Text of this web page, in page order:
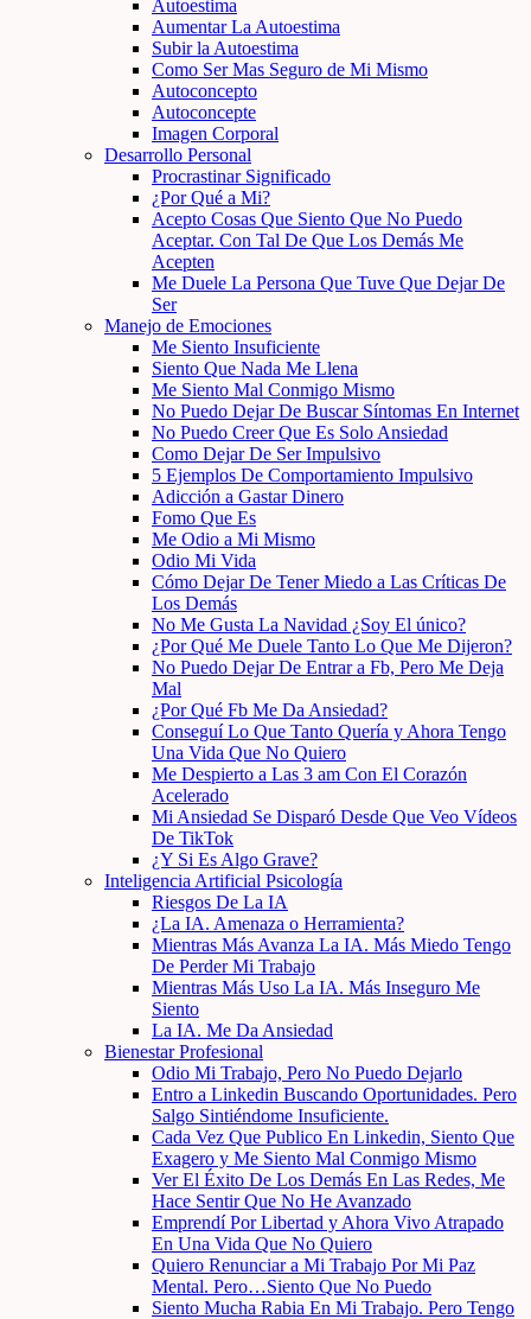
Autoestima
Aumentar La Autoestima
Subir la Autoestima
Como Ser Mas Seguro de Mi Mismo
Autoconcepto
Autoconcepte
Imagen Corporal
Desarrollo Personal
Procrastinar Significado
¿Por Qué a Mi?
Acepto Cosas Que Siento Que No Puedo
Aceptar. Con Tal De Que Los Demás Me
Acepten
Me Duele La Persona Que Tuve Que Dejar De
Ser
Manejo de Emociones
Me Siento Insuficiente
Siento Que Nada Me Llena
Me Siento Mal Conmigo Mismo
No Puedo Dejar De Buscar Síntomas En Internet
No Puedo Creer Que Es Solo Ansiedad
Como Dejar De Ser Impulsivo
5 Ejemplos De Comportamiento Impulsivo
Adicción a Gastar Dinero
Fomo Que Es
Me Odio a Mi Mismo
Odio Mi Vida
Cómo Dejar De Tener Miedo a Las Críticas De
Los Demás
No Me Gusta La Navidad ¿Soy El único?
¿Por Qué Me Duele Tanto Lo Que Me Dijeron?
No Puedo Dejar De Entrar a Fb, Pero Me Deja
Mal
¿Por Qué Fb Me Da Ansiedad?
Conseguí Lo Que Tanto Quería y Ahora Tengo
Una Vida Que No Quiero
Me Despierto a Las 3 am Con El Corazón
Acelerado
Mi Ansiedad Se Disparó Desde Que Veo Vídeos
De TikTok
¿Y Si Es Algo Grave?
Inteligencia Artificial Psicología
Riesgos De La IA
¿La IA. Amenaza o Herramienta?
Mientras Más Avanza La IA. Más Miedo Tengo
De Perder Mi Trabajo
Mientras Más Uso La IA. Más Inseguro Me
Siento
La IA. Me Da Ansiedad
Bienestar Profesional
Odio Mi Trabajo, Pero No Puedo Dejarlo
Entro a Linkedin Buscando Oportunidades. Pero
Salgo Sintiéndome Insuficiente.
Cada Vez Que Publico En Linkedin, Siento Que
Exagero y Me Siento Mal Conmigo Mismo
Ver El Éxito De Los Demás En Las Redes, Me
Hace Sentir Que No He Avanzado
Emprendí Por Libertad y Ahora Vivo Atrapado
En Una Vida Que No Quiero
Quiero Renunciar a Mi Trabajo Por Mi Paz
Mental. Pero…Siento Que No Puedo
Siento Mucha Rabia En Mi Trabajo. Pero Tengo